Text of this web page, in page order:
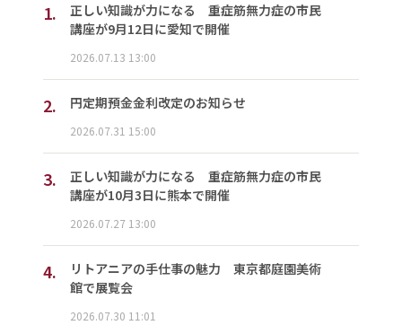
1.
正しい知識が力になる 重症筋無力症の市民
講座が9月12日に愛知で開催
2026.07.13 13:00
2. 円定期預金金利改定のお知らせ
2026.07.31 15:00
3.
正しい知識が力になる 重症筋無力症の市民
講座が10月3日に熊本で開催
2026.07.27 13:00
4.
リトアニアの手仕事の魅力 東京都庭園美術
館で展覧会
2026.07.30 11:01